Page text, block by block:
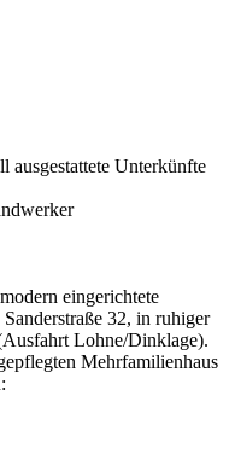
Unterkünfte
eingerichtete
32, in ruhiger
Lohne/Dinklage).
Mehrfamilienhaus